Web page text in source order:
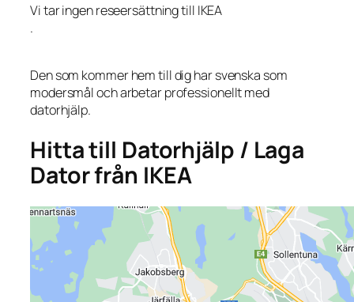
Vi tar ingen reseersättning till IKEA
.
Den som kommer hem till dig har svenska som
modersmål och arbetar professionellt med
datorhjälp.
Hitta till Datorhjälp / Laga
Dator från IKEA